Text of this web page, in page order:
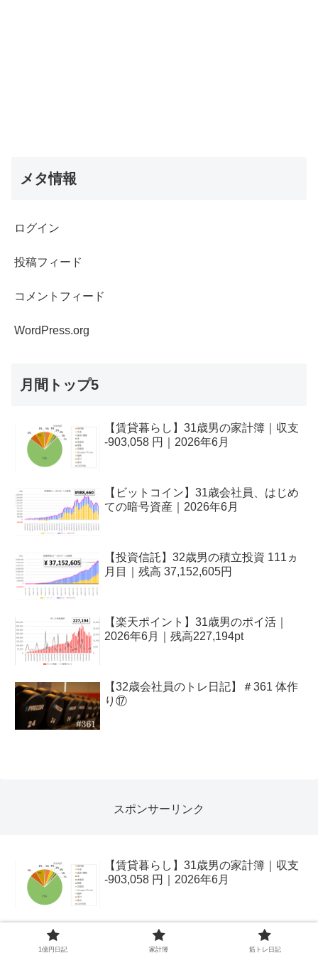
メタ情報
ログイン
投稿フィード
コメントフィード
WordPress.org
月間トップ5
【賃貸暮らし】31歳男の家計簿｜収支
-903,058 円｜2026年6月
【ビットコイン】31歳会社員、はじめ
ての暗号資産｜2026年6月
【投資信託】32歳男の積立投資 111ヵ
月目｜残高 37,152,605円
【楽天ポイント】31歳男のポイ活｜
2026年6月｜残高227,194pt
【32歳会社員のトレ日記】＃361 体作
り⑰
スポンサーリンク
【賃貸暮らし】31歳男の家計簿｜収支
-903,058 円｜2026年6月
【ビットコイン】31歳会社員、はじめ
ての暗号資産｜2026年6月
1億円日記 家計簿 筋トレ日記